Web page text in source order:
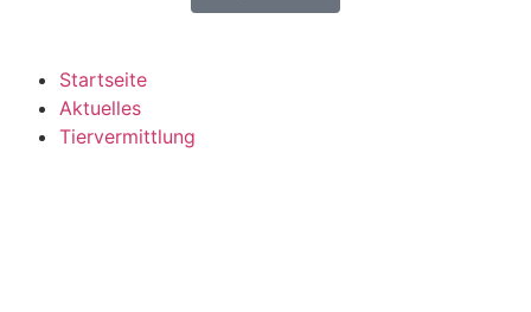
Startseite
Aktuelles
Tiervermittlung